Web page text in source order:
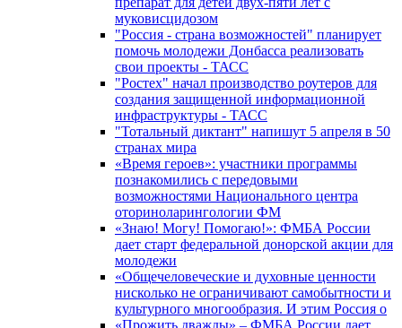
муковисцидозом
"Россия - страна возможностей" планирует
помочь молодежи Донбасса реализовать
свои проекты - ТАСС
"Ростех" начал производство роутеров для
создания защищенной информационной
инфраструктуры - ТАСС
"Тотальный диктант" напишут 5 апреля в 50
странах мира
«Время героев»: участники программы
познакомились с передовыми
возможностями Национального центра
оториноларингологии ФМ
«Знаю! Могу! Помогаю!»: ФМБА России
дает старт федеральной донорской акции для
молодежи
«Общечеловеческие и духовные ценности
нисколько не ограничивают самобытности и
культурного многообразия. И этим Россия о
«Прожить дважды» – ФМБА России дает